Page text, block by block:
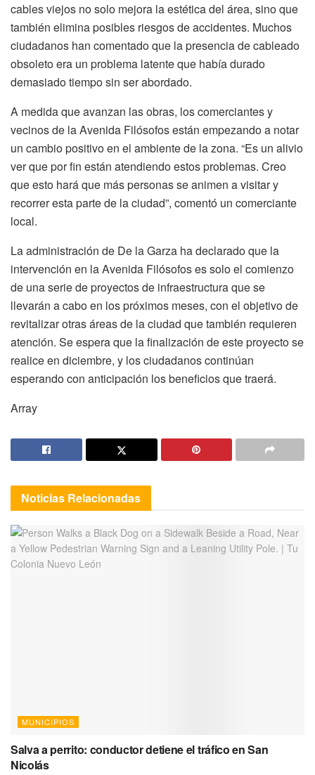
cables viejos no solo mejora la estética del área, sino que
también elimina posibles riesgos de accidentes. Muchos
ciudadanos han comentado que la presencia de cableado
obsoleto era un problema latente que había durado
demasiado tiempo sin ser abordado.
A medida que avanzan las obras, los comerciantes y
vecinos de la Avenida Filósofos están empezando a notar
un cambio positivo en el ambiente de la zona. “Es un alivio
ver que por fin están atendiendo estos problemas. Creo
que esto hará que más personas se animen a visitar y
recorrer esta parte de la ciudad”, comentó un comerciante
local.
La administración de De la Garza ha declarado que la
intervención en la Avenida Filósofos es solo el comienzo
de una serie de proyectos de infraestructura que se
llevarán a cabo en los próximos meses, con el objetivo de
revitalizar otras áreas de la ciudad que también requieren
atención. Se espera que la finalización de este proyecto se
realice en diciembre, y los ciudadanos continúan
esperando con anticipación los beneficios que traerá.
Array
Noticias Relacionadas
MUNICIPIOS
Salva a perrito: conductor detiene el tráfico en San
Nicolás